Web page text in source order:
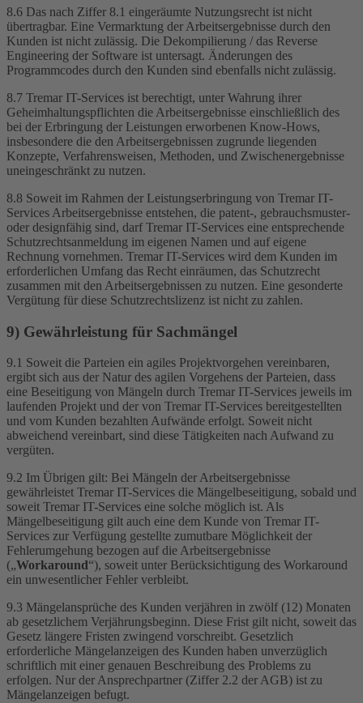
8.6 Das nach Ziffer 8.1 eingeräumte Nutzungsrecht ist nicht
übertragbar. Eine Vermarktung der Arbeitsergebnisse durch den
Kunden ist nicht zulässig. Die Dekompilierung / das Reverse
Engineering der Software ist untersagt. Änderungen des
Programmcodes durch den Kunden sind ebenfalls nicht zulässig.
8.7 Tremar IT-Services ist berechtigt, unter Wahrung ihrer
Geheimhaltungspflichten die Arbeitsergebnisse einschließlich des
bei der Erbringung der Leistungen erworbenen Know-Hows,
insbesondere die den Arbeitsergebnissen zugrunde liegenden
Konzepte, Verfahrensweisen, Methoden, und Zwischenergebnisse
uneingeschränkt zu nutzen.
8.8 Soweit im Rahmen der Leistungserbringung von Tremar IT-
Services Arbeitsergebnisse entstehen, die patent-, gebrauchsmuster-
oder designfähig sind, darf Tremar IT-Services eine entsprechende
Schutzrechtsanmeldung im eigenen Namen und auf eigene
Rechnung vornehmen. Tremar IT-Services wird dem Kunden im
erforderlichen Umfang das Recht einräumen, das Schutzrecht
zusammen mit den Arbeitsergebnissen zu nutzen. Eine gesonderte
Vergütung für diese Schutzrechtslizenz ist nicht zu zahlen.
9) Gewährleistung für Sachmängel
9.1 Soweit die Parteien ein agiles Projektvorgehen vereinbaren,
ergibt sich aus der Natur des agilen Vorgehens der Parteien, dass
eine Beseitigung von Mängeln durch Tremar IT-Services jeweils im
laufenden Projekt und der von Tremar IT-Services bereitgestellten
und vom Kunden bezahlten Aufwände erfolgt. Soweit nicht
abweichend vereinbart, sind diese Tätigkeiten nach Aufwand zu
vergüten.
9.2 Im Übrigen gilt: Bei Mängeln der Arbeitsergebnisse
gewährleistet Tremar IT-Services die Mängelbeseitigung, sobald und
soweit Tremar IT-Services eine solche möglich ist. Als
Mängelbeseitigung gilt auch eine dem Kunde von Tremar IT-
Services zur Verfügung gestellte zumutbare Möglichkeit der
Fehlerumgehung bezogen auf die Arbeitsergebnisse
(„Workaround“), soweit unter Berücksichtigung des Workaround
ein unwesentlicher Fehler verbleibt.
9.3 Mängelansprüche des Kunden verjähren in zwölf (12) Monaten
ab gesetzlichem Verjährungsbeginn. Diese Frist gilt nicht, soweit das
Gesetz längere Fristen zwingend vorschreibt. Gesetzlich
erforderliche Mängelanzeigen des Kunden haben unverzüglich
schriftlich mit einer genauen Beschreibung des Problems zu
erfolgen. Nur der Ansprechpartner (Ziffer 2.2 der AGB) ist zu
Mängelanzeigen befugt.